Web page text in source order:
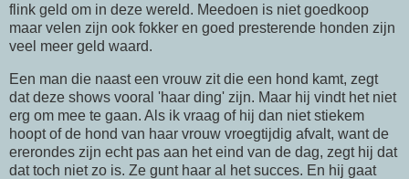
flink geld om in deze wereld. Meedoen is niet goedkoop
maar velen zijn ook fokker en goed presterende honden zijn
veel meer geld waard.
Een man die naast een vrouw zit die een hond kamt, zegt
dat deze shows vooral 'haar ding' zijn. Maar hij vindt het niet
erg om mee te gaan. Als ik vraag of hij dan niet stiekem
hoopt of de hond van haar vrouw vroegtijdig afvalt, want de
ererondes zijn echt pas aan het eind van de dag, zegt hij dat
dat toch niet zo is. Ze gunt haar al het succes. En hij gaat